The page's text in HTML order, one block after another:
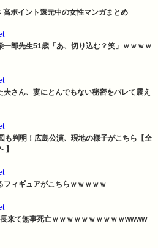
ポイント還元中の女性マンガまとめ
一郎先生51歳「あ、切り込む？笑」ｗｗｗｗ
さん、妻にとんでもない秘密をバレて震え
も判明！広島公演、現地の様子がこちら【全
】
フィギュアがこちらｗｗｗｗｗ
来て無事死亡ｗｗｗｗｗｗｗｗｗｗwwww